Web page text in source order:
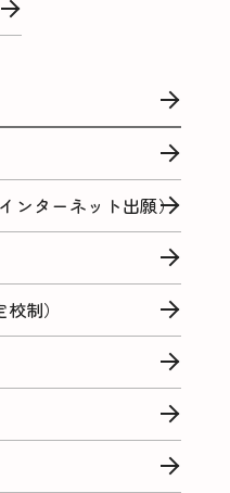
ンターネット出願）
制）